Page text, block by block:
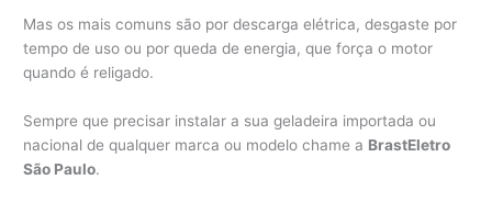
Mas os mais comuns são por descarga elétrica, desgaste por
tempo de uso ou por queda de energia, que força o motor
quando é religado.
Sempre que precisar instalar a sua geladeira importada ou
nacional de qualquer marca ou modelo chame a BrastEletro
São Paulo.